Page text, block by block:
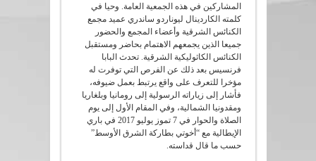
المشاركين في هذه الجمعية العامة. وحيا في
كلمته الكاردينال ليوناردو ساندري عميد مجمع
الكنائس الشرقية وأعضاء المجمع والحضور
جميعا الذين يجمعهم الاهتمام بحاضر ومستقبل
الكنائس الكاثوليكية الشرقية. تحدث البابا
فرنسيس بعد ذلك عن الفرص التي توفرت له
مؤخرا للتعرف على واقع يرتبط بعمل ضيوفه،
فأشار إلى زياراته الرسولية إلى رومانيا وبلغاريا
ومقدونيا الشمالية، وفي المقام الأول إلى يوم
الصلاة والحوار في 7 تموز يوليو 2017 في باري
الإيطالية مع “أخوتي بطاركة الشرق الأوسط”
حسب ما قال قداسته.